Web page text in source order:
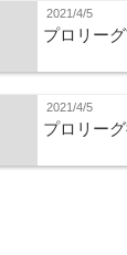
2021/4/5
プロリー
2021/4/5
プロリー